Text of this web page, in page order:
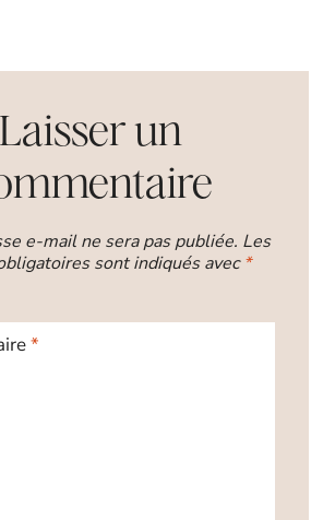
Laisser un
e-mail ne sera pas publiée. Les
sont indiqués avec*
*